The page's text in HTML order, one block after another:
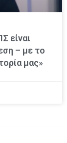
είναι
– με το
μας»